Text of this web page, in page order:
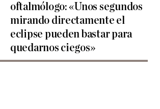
oftalmólogo: «Unos segundos
mirando directamente el
eclipse pueden bastar para
quedarnos ciegos»